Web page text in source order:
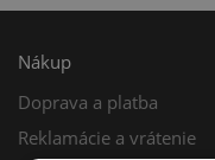
Nákup
Doprava a platba
Reklamácie a vrátenie